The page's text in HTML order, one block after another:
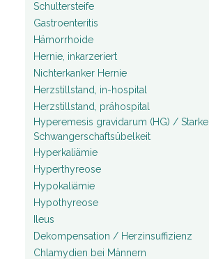
Schultersteife
Gastroenteritis
Hämorrhoide
Hernie, inkarzeriert
Nichterkanker Hernie
Herzstillstand, in-hospital
Herzstillstand, prähospital
Hyperemesis gravidarum (HG) / Starke
Schwangerschaftsübelkeit
Hyperkaliämie
Hyperthyreose
Hypokaliämie
Hypothyreose
Ileus
Dekompensation / Herzinsuffizienz
Chlamydien bei Männern